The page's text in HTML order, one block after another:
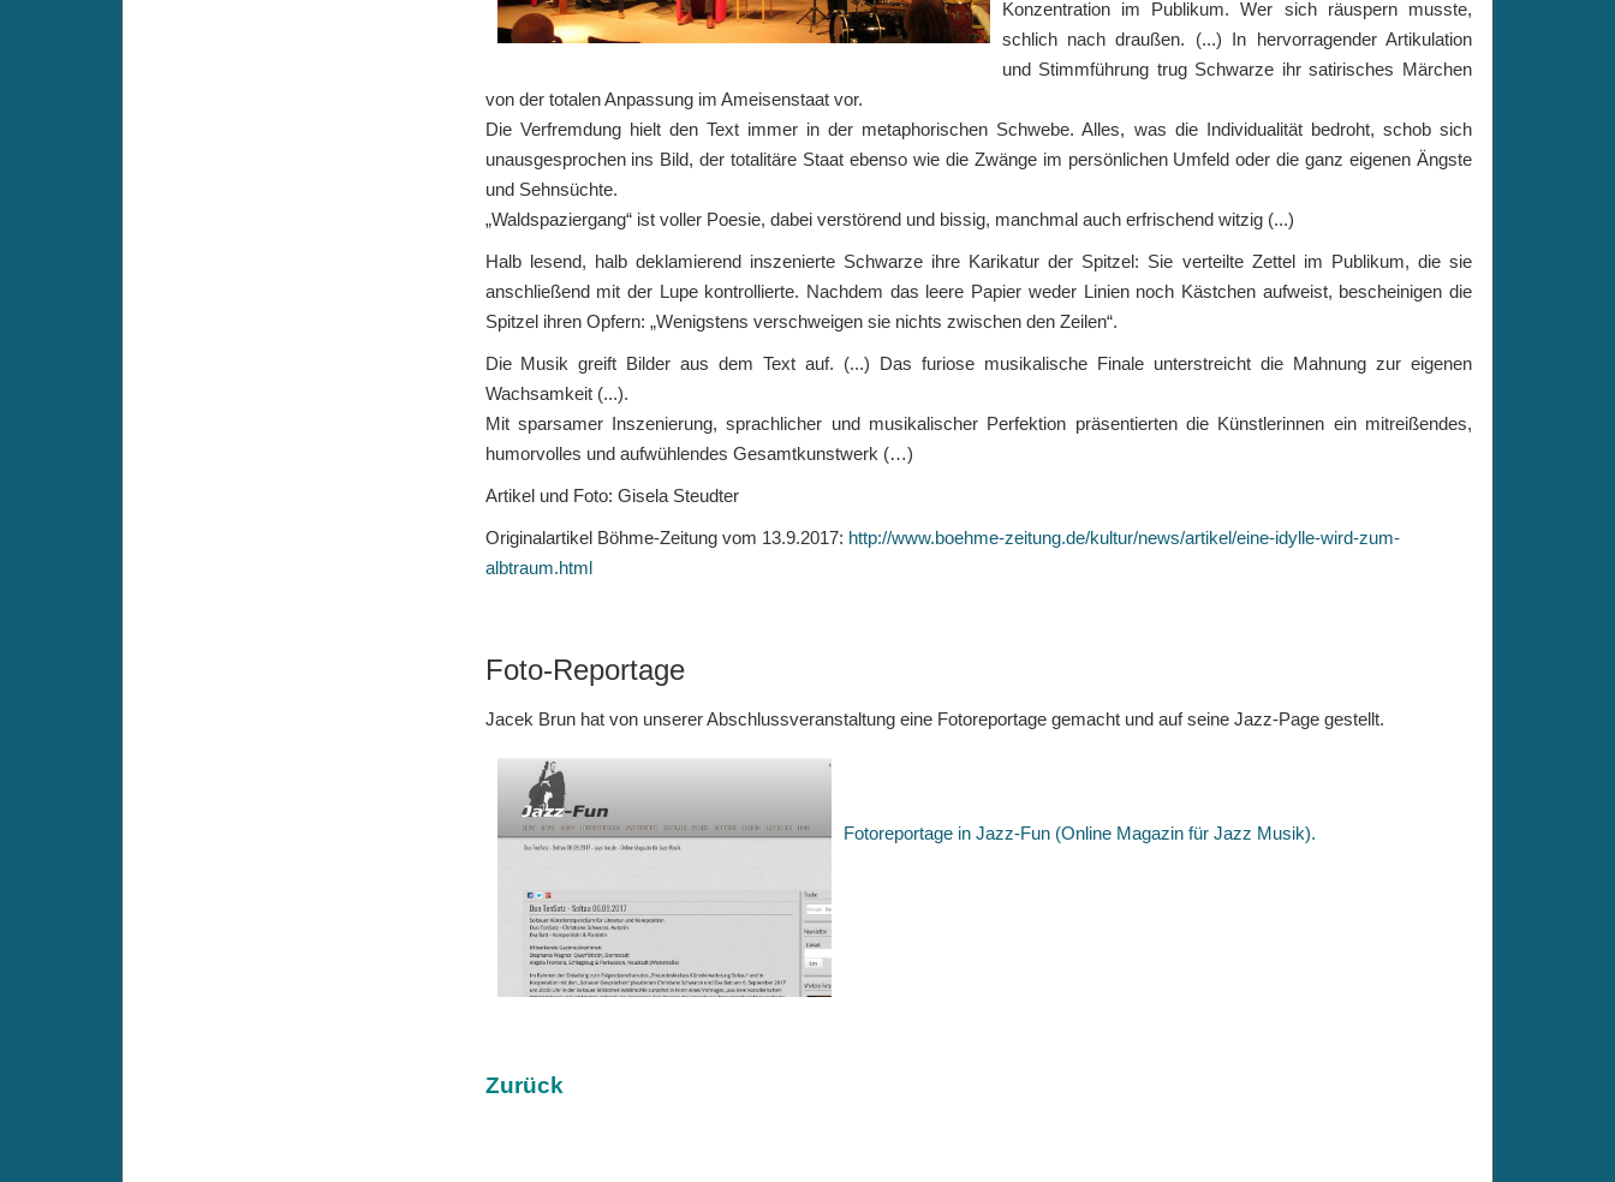
Konzentration im Publikum. Wer sich räuspern musste,
schlich nach draußen. (...) In hervorragender Artikulation
und Stimmführung trug Schwarze ihr satirisches Märchen
von der totalen Anpassung im Ameisenstaat vor.
Die Verfremdung hielt den Text immer in der metaphorischen Schwebe. Alles, was die Individualität bedroht, schob sich
unausgesprochen ins Bild, der totalitäre Staat ebenso wie die Zwänge im persönlichen Umfeld oder die ganz eigenen Ängste
und Sehnsüchte.
„Waldspaziergang“ ist voller Poesie, dabei verstörend und bissig, manchmal auch erfrischend witzig (...)
Halb lesend, halb deklamierend inszenierte Schwarze ihre Karikatur der Spitzel: Sie verteilte Zettel im Publikum, die sie
anschließend mit der Lupe kontrollierte. Nachdem das leere Papier weder Linien noch Kästchen aufweist, bescheinigen die
Spitzel ihren Opfern: „Wenigstens verschweigen sie nichts zwischen den Zeilen“.
Die Musik greift Bilder aus dem Text auf. (...) Das furiose musikalische Finale unterstreicht die Mahnung zur eigenen
Wachsamkeit (...).
Mit sparsamer Inszenierung, sprachlicher und musikalischer Perfektion präsentierten die Künstlerinnen ein mitreißendes,
humorvolles und aufwühlendes Gesamtkunstwerk (…)
Artikel und Foto: Gisela Steudter
Originalartikel Böhme-Zeitung vom 13.9.2017: http://www.boehme-zeitung.de/kultur/news/artikel/eine-idylle-wird-zum-
albtraum.html
Foto-Reportage
Jacek Brun hat von unserer Abschlussveranstaltung eine Fotoreportage gemacht und auf seine Jazz-Page gestellt.
Fotoreportage in Jazz-Fun (Online Magazin für Jazz Musik).
Zurück